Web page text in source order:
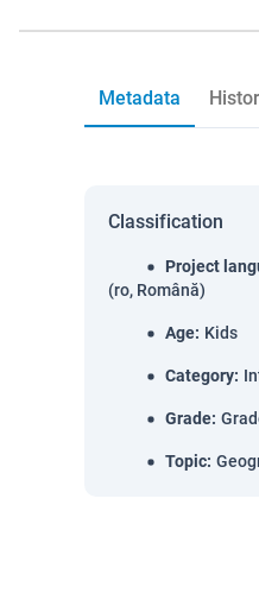
Metadata
Classification
Project
(ro, Română)
Age: Kids
Category:
Grade:
Topic: